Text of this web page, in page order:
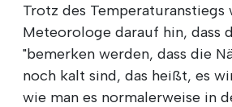
Trotz des Temperaturanstiegs
Meteorologe darauf hin, dass
"bemerken werden, dass die
noch kalt sind, das heißt, es
wie man es normalerweise in